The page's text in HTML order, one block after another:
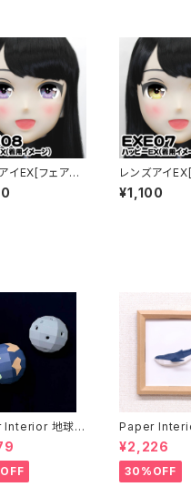
イEX[フェアリ
プル Lens Eye
レンズアイ
ー]イエロー
¥1,100
Interior 地球と
and moon
Paper
クジラ
ale
¥2,226
30%OFF